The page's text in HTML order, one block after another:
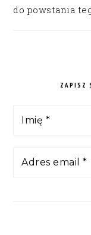
do powstania
ZAPISZ